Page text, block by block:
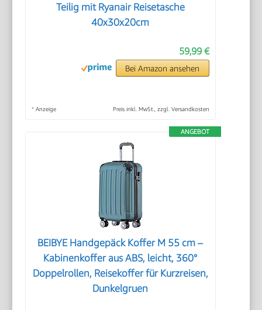
Teilig mit Ryanair Reisetasche
40x30x20cm
59,99 €
Bei Amazon ansehen
* Anzeige Preis inkl. MwSt., zzgl. Versandkosten
ANGEBOT
BEIBYE Handgepäck Koffer M 55 cm –
Kabinenkoffer aus ABS, leicht, 360°
Doppelrollen, Reisekoffer für Kurzreisen,
Dunkelgruen